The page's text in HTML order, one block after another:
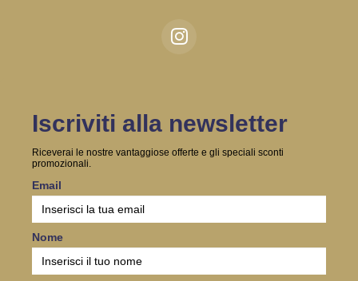
Iscriviti alla newsletter
Riceverai le nostre vantaggiose offerte e gli speciali sconti
promozionali.
Email
Nome